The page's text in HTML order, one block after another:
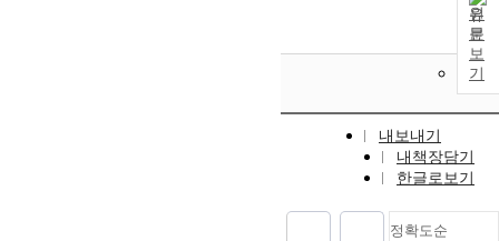
efficiency of
total volatile
organiccompo
unds was
(maximum)
and 27.5%
(minimum). By
using this
technique the
원
문
보
기
내보내기
내책장담기
한글로보기
정확도순